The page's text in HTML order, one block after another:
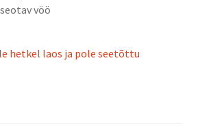
vöö
hetkel laos ja pole seetõttu